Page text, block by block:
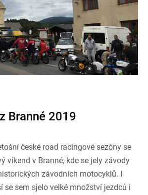
Branné 2019
české road racingové sezóny se
víkend v Branné, kde se jely závody
závodních motocyklů. I
se sem sjelo velké množství jezdců i